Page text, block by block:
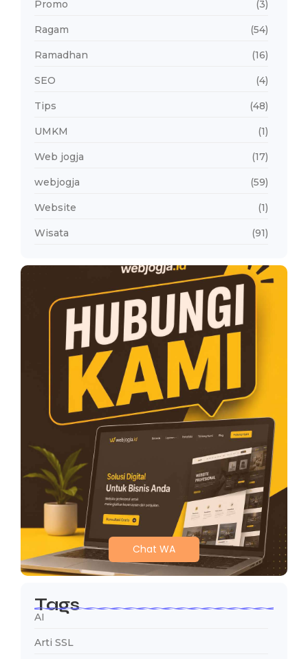
Promo (3)
Ragam (54)
Ramadhan (16)
SEO (4)
Tips (48)
UMKM (1)
Web jogja (17)
webjogja (59)
Website (1)
Wisata (91)
Chat WA
Tags
AI
Arti SSL